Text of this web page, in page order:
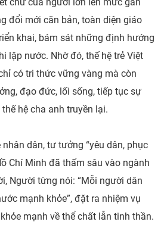
chữ của người lớn lên mức gần
đổi mới căn bản, toàn diện giáo
khai, bám sát những định hướng
lập nước. Nhờ đó, thế hệ trẻ Việt
có tri thức vững vàng mà còn
đạo đức, lối sống, tiếp tục sự
hệ cha anh truyền lại.
dân, tư tưởng “yêu dân, phục
Chí Minh đã thấm sâu vào ngành
Người từng nói: “Mỗi người dân
mạnh khỏe”, đặt ra nhiệm vụ
mạnh về thể chất lẫn tinh thần.